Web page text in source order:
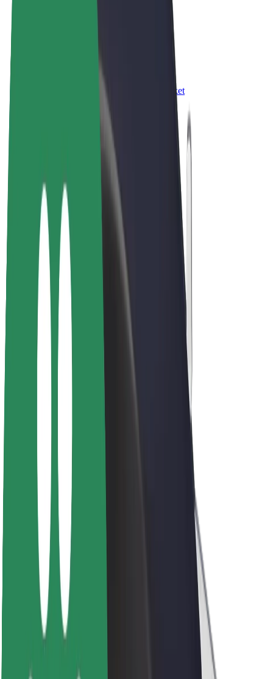
Доставка продуктів Bolt Market
Bolt for Business
Bolt Plus
Заробляйте з Bolt
Водієм
Заробіток водія
Кур'єром
Заробіток курʼєра
Партнери Bolt Food
Автопаркам
Проєкт Нуль
Блог
Пресцентр
Правила використання бренду
Місія
Зв’язки з інвесторами
Керівництво
Бренд